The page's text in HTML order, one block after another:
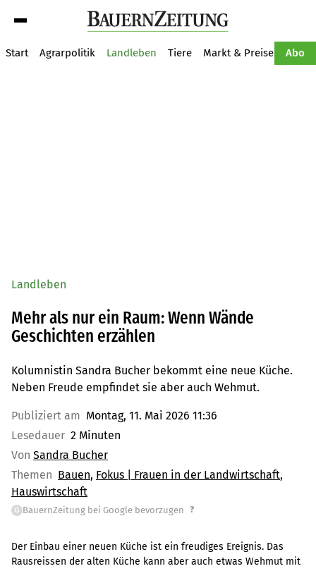
Start Agrarpolitik Landleben Tiere Markt & Preise Abo
Landleben
Mehr als nur ein Raum: Wenn Wände
Geschichten erzählen
Kolumnistin Sandra Bucher bekommt eine neue Küche.
Neben Freude empfindet sie aber auch Wehmut.
Publiziert am Montag, 11. Mai 2026 11:36
Lesedauer 2 Minuten
Von Sandra Bucher
Themen Bauen Fokus | Frauen in der Landwirtschaft
Hauswirtschaft
G BauernZeitung bei Google bevorzugen ?
Der Einbau einer neuen Küche ist ein freudiges Ereignis. Das
Rausreissen der alten Küche kann aber auch etwas Wehmut mit